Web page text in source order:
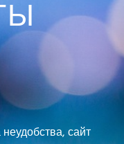
сайт